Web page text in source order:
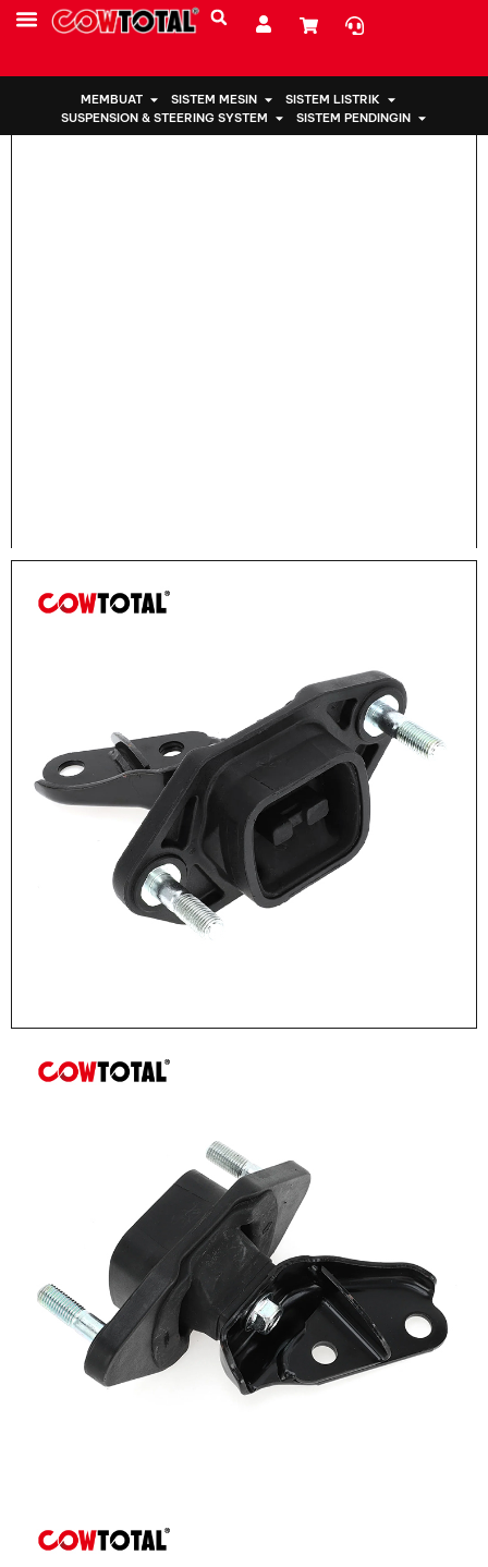
MEMBUAT SISTEM MESIN
SISTEM LISTRIK
SUSPENSION & STEERING SYSTEM
SISTEM PENDINGIN
Rumah > Pemasangan Mesin 50850-TA2-H03 Untuk Honda